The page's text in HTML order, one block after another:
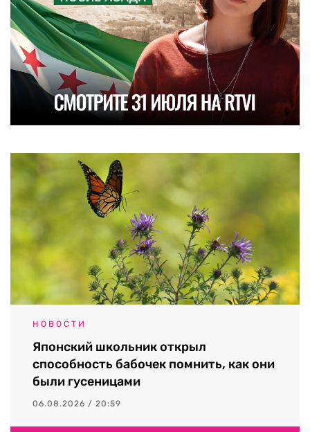
НОВОСТИ
Японский школьник открыл
способность бабочек помнить, как они
были гусеницами
06.08.2026 / 20:59